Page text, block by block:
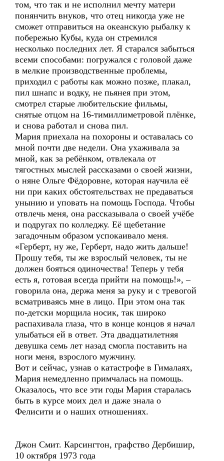
том, что так и не исполнил мечту матери
понянчить внуков, что отец никогда уже не
сможет отправиться на океанскую рыбалку к
побережью Кубы, куда он стремился
несколько последних лет. Я старался забыться
всеми способами: погружался с головой даже
в мелкие производственные проблемы,
приходил с работы как можно позже, плакал,
пил шнапс и водку, не пьянея при этом,
смотрел старые любительские фильмы,
снятые отцом на 16-тимиллиметровой плёнке,
и снова работал и снова пил.
Мария приехала на похороны и оставалась со
мной почти две недели. Она ухаживала за
мной, как за ребёнком, отвлекала от
тягостных мыслей рассказами о своей жизни,
о няне Ольге Фёдоровне, которая научила её
ни при каких обстоятельствах не предаваться
унынию и уповать на помощь Господа. Чтобы
отвлечь меня, она рассказывала о своей учёбе
и подругах по колледжу. Её щебетание
загадочным образом успокаивало меня.
«Герберт, ну же, Герберт, надо жить дальше!
Прошу тебя, ты же взрослый человек, ты не
должен бояться одиночества! Теперь у тебя
есть я, готовая всегда прийти на помощь!», –
говорила она, держа меня за руку и с тревогой
всматриваясь мне в лицо. При этом она так
по-детски морщила носик, так широко
распахивала глаза, что в конце концов я начал
улыбаться ей в ответ. Эта двадцатилетняя
девушка семь лет назад смогла поставить на
ноги меня, взрослого мужчину.
Вот и сейчас, узнав о катастрофе в Гималаях,
Мария немедленно примчалась на помощь.
Оказалось, что все эти годы Мария старалась
быть в курсе моих дел и даже знала о
Фелисити и о наших отношениях.
Джон Смит. Карсингтон, графство Дербишир,
10 октября 1973 года